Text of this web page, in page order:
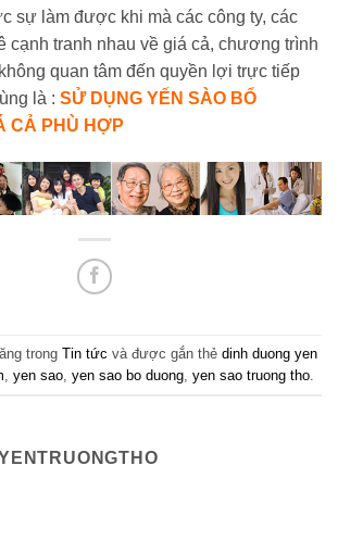
sự làm được khi mà các công ty, các
cạnh tranh nhau về giá cả, chương trình
quan tâm đến quyền lợi trực tiếp
là : SỬ DỤNG YẾN SÀO BỔ
CẢ PHÙ HỢP
trong Tin tức và được gắn thẻ dinh duong yen
yen sao yen sao bo duong yen sao truong tho